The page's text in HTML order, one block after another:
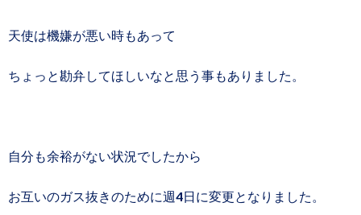
天使は機嫌が悪い時もあって
ちょっと勘弁してほしいなと思う事もありました。
自分も余裕がない状況でしたから
お互いのガス抜きのために週4日に変更となりました。